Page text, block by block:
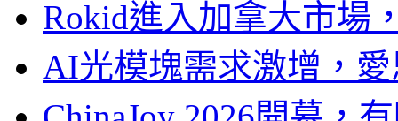
Rokid進入加拿大市場
AI光模塊需求激增，